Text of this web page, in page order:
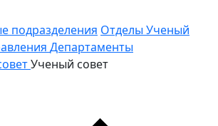
подразделения Отделы Ученый
Департаменты
Ученый совет